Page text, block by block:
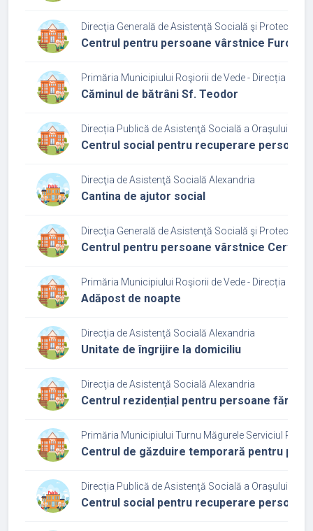
Direcţia Generală de Asistenţă Socială şi Protecţia
Centrul pentru persoane vârstnice
Primăria Municipiului Roşiorii de Vede - Direcția de
Căminul de bătrâni Sf. Teodor
Direcția Publică de Asistenţă Socială a Oraşului
Centrul social pentru recuperare
Direcţia de Asistenţă Socială Alexandria
Cantina de ajutor social
Direcţia Generală de Asistenţă Socială şi Protecţia
Centrul pentru persoane vârstnice
Primăria Municipiului Roşiorii de Vede - Direcția de
Adăpost de noapte
Direcţia de Asistenţă Socială Alexandria
Unitate de îngrijire la domiciliu
Direcţia de Asistenţă Socială Alexandria
Centrul rezidențial pentru persoane fără
Primăria Municipiului Turnu Măgurele Serviciul
Centrul de găzduire temporară pentru
Direcția Publică de Asistenţă Socială a Oraşului
Centrul social pentru recuperare